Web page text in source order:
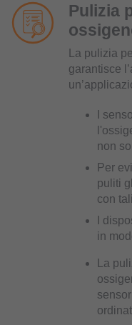
Pulizia
La pulizia
garantisce
I
non
Per
puliti
con
I
in
La